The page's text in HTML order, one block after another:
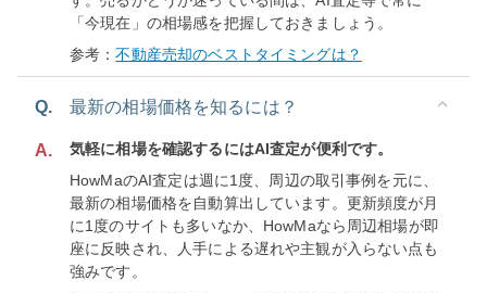
「今現在」の相場感を把握しておきましょう。
参考：不動産売却のベストタイミングは？
Q. 最新の相場価格を知るには？
A.
気軽に相場を確認するにはAI査定が便利です。
HowMaのAI査定は週に1度、周辺の取引事例を元に、
最新の相場価格を自動算出しています。更新頻度が月
に1度のサイトも多いなか、HowMaなら周辺相場が即
座に反映され、人手による遅れや主観が入らない点も
強みです。